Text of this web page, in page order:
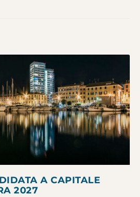
A CAPITALE
2027